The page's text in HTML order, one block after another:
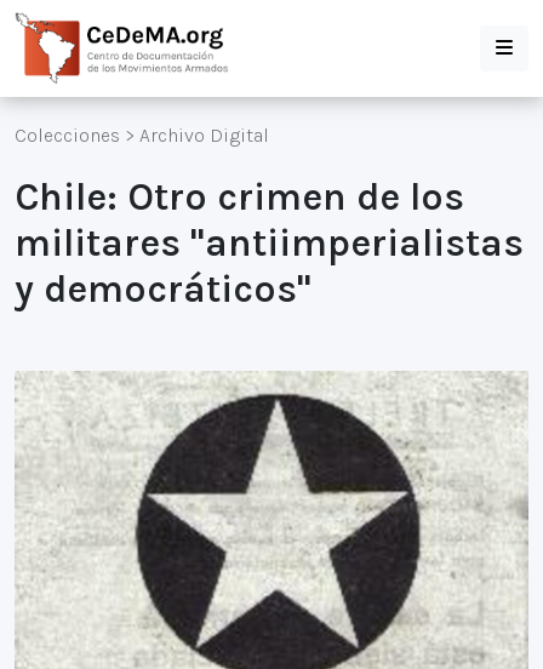
Colecciones > Archivo Digital
Chile: Otro crimen de los
militares "antiimperialistas
y democráticos"